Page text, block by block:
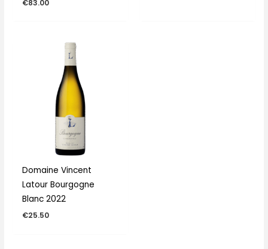
€83.00
Domaine Vincent
Latour Bourgogne
Blanc 2022
€25.50